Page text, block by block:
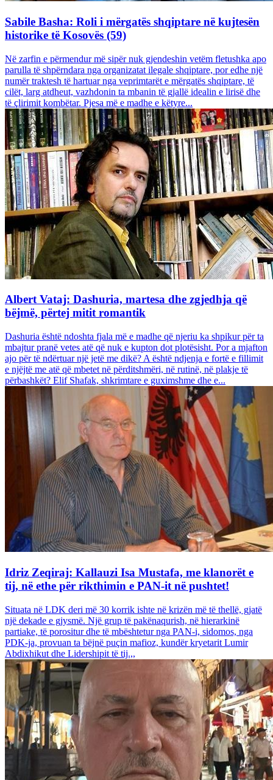
Sabile Basha: Roli i mërgatës shqiptare në kujtesën
historike të Kosovës (59)
Në zarfin e përmendur më sipër nuk gjendeshin vetëm fletushka apo
parulla të shpërndara nga organizatat ilegale shqiptare, por edhe një
numër traktesh të hartuar nga veprimtarët e mërgatës shqiptare, të
cilët, larg atdheut, vazhdonin ta mbanin të gjallë idealin e lirisë dhe
të çlirimit kombëtar. Pjesa më e madhe e këtyre...
Albert Vataj: Dashuria, martesa dhe zgjedhja që
bëjmë, përtej mitit romantik
Dashuria është ndoshta fjala më e madhe që njeriu ka shpikur për ta
mbajtur pranë vetes atë që nuk e kupton dot plotësisht. Por a mjafton
ajo për të ndërtuar një jetë me dikë? A është ndjenja e fortë e fillimit
e njëjtë me atë që mbetet në përditshmëri, në rutinë, në plakje të
përbashkët? Elif Shafak, shkrimtare e guximshme dhe e...
Idriz Zeqiraj: Kallauzi Isa Mustafa, me klanorët e
tij, në ethe për rikthimin e PAN-it në pushtet!
Situata në LDK deri më 30 korrik ishte në krizën më të thellë, gjatë
një dekade e gjysmë. Një grup të pakënaqurish, në hierarkinë
partiake, të porositur dhe të mbështetur nga PAN-i, sidomos, nga
PDK-ja, provuan ta bëjnë puçin mafioz, kundër kryetarit Lumir
Abdixhikut dhe Lidershipit të tij.,,